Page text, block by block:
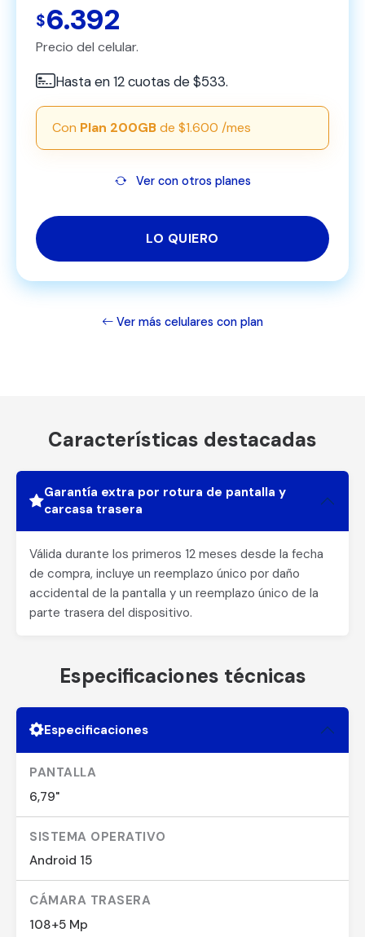
$6.392
Precio del celular.
Hasta en 12 cuotas de $533.
Con Plan 200GBde $1.600 /mes
Ver con otros planes
LO QUIERO
Ver más celulares con plan
Características destacadas
Garantía extra por rotura de pantalla y
carcasa trasera
Válida durante los primeros 12 meses desde la fecha
de compra, incluye un reemplazo único por daño
accidental de la pantalla y un reemplazo único de la
parte trasera del dispositivo.
Especificaciones técnicas
Especificaciones
PANTALLA
6,79"
SISTEMA OPERATIVO
Android 15
CÁMARA TRASERA
108+5 Mp